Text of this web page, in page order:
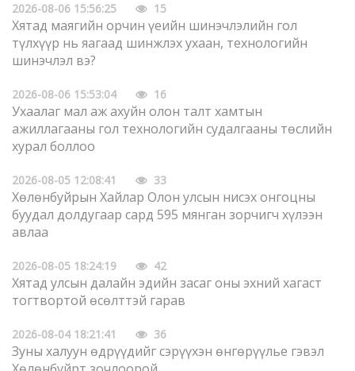
2026-08-06 15:56:25 15
Хятад маягийн орчин үеийн шинэчлэлийн гол
түлхүүр нь яагаад шинжлэх ухаан, технологийн
шинэчлэл вэ?
2026-08-06 15:53:04 16
Ухаалаг мал аж ахуйн олон талт хамтын
ажиллагааны гол технологийн судалгааны төслийн
хурал боллоо
2026-08-05 12:08:41 33
Хөлөнбуйрын Хайлар Олон улсын нисэх онгоцны
буудал долдугаар сард 595 мянган зорчигч хүлээн
авлаа
2026-08-05 18:24:19 42
Хятад улсын далайн эдийн засаг оны эхний хагаст
тогтвортой өсөлттэй гарав
2026-08-04 18:21:41 36
Зуны халуун өдрүүдийг сэрүүхэн өнгөрүүлье гэвэл